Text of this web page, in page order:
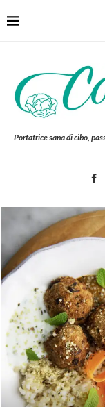
Portatrice sana di cibo,